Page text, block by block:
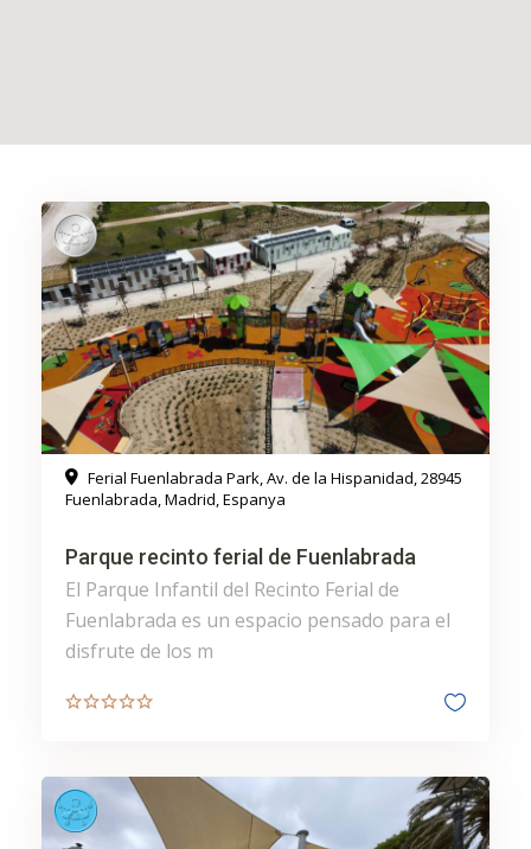
Ferial Fuenlabrada Park, Av. de la Hispanidad, 28945
Fuenlabrada, Madrid, Espanya
Parque recinto ferial de Fuenlabrada
El Parque Infantil del Recinto Ferial de
Fuenlabrada es un espacio pensado para el
disfrute de los m